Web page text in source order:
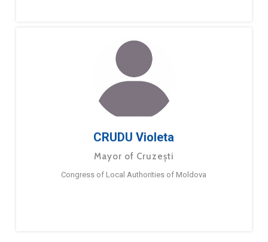
CRUDU Violeta
Mayor of Cruzești
Congress of Local Authorities of Moldova